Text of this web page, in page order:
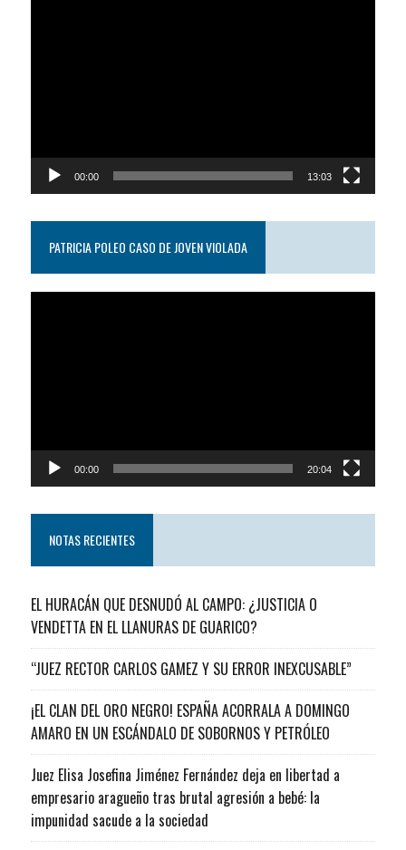
00:00 13:03
PATRICIA POLEO CASO DE JOVEN VIOLADA
00:00 20:04
NOTAS RECIENTES
EL HURACÁN QUE DESNUDÓ AL CAMPO: ¿JUSTICIA O
VENDETTA EN EL LLANURAS DE GUARICO?
“JUEZ RECTOR CARLOS GAMEZ Y SU ERROR INEXCUSABLE”
¡EL CLAN DEL ORO NEGRO! ESPAÑA ACORRALA A DOMINGO
AMARO EN UN ESCÁNDALO DE SOBORNOS Y PETRÓLEO
Juez Elisa Josefina Jiménez Fernández deja en libertad a
empresario aragueño tras brutal agresión a bebé: la
impunidad sacude a la sociedad